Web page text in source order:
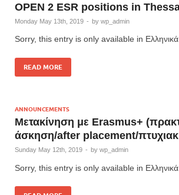
OPEN 2 ESR positions in
Monday May 13th, 2019 - by wp_admin
Sorry, this entry is only available in
READ MORE
ANNOUNCEMENTS
Μετακίνηση με Erasmus+
άσκηση/after placement/
Sunday May 12th, 2019 - by wp_admin
Sorry, this entry is only available in Ελληνικά.